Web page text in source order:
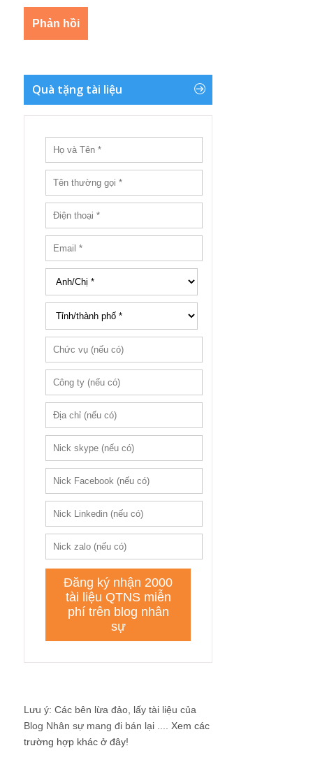
Quà tặng tài liệu
Lưu ý: Các bên lừa đảo, lấy tài liệu của
Blog Nhân sự mang đi bán lại .... Xem các
trường hợp khác ở đây!